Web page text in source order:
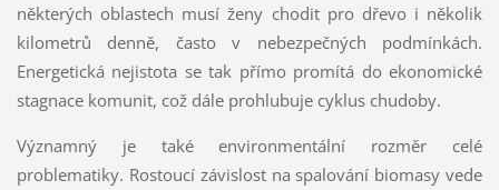
některých oblastech musí ženy chodit pro dřevo i několik
kilometrů denně, často v nebezpečných podmínkách.
Energetická nejistota se tak přímo promítá do ekonomické
stagnace komunit, což dále prohlubuje cyklus chudoby.
Významný je také environmentální rozměr celé
problematiky. Rostoucí závislost na spalování biomasy vede